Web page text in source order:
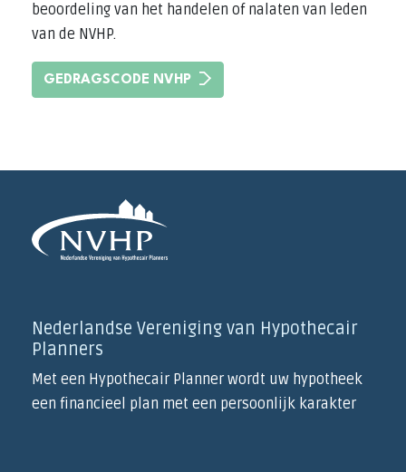
beoordeling van het handelen of nalaten van leden
van de NVHP.
GEDRAGSCODE NVHP
Nederlandse Vereniging van Hypothecair
Planners
Met een Hypothecair Planner wordt uw hypotheek
een financieel plan met een persoonlijk karakter